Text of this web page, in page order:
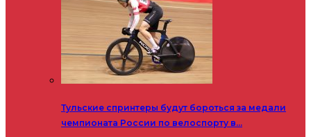
Тульские спринтеры будут бороться за медали
чемпионата России по велоспорту в…